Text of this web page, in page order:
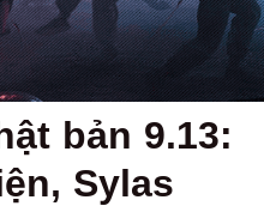
bản 9.13:
Sylas